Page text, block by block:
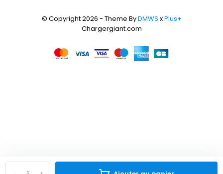
© Copyright 2026 - Theme ByDMWS xPlus+
Chargergiant.com